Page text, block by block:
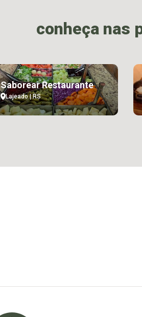
conheça nas
Saborear Restaurante
Lajeado | RS